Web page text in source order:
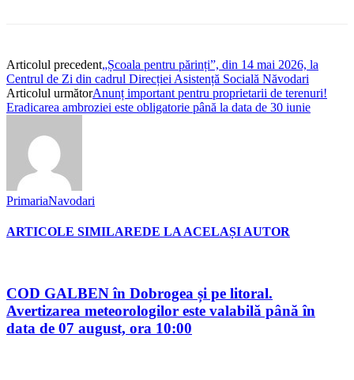
Articolul precedent„Școala pentru părinți”, din 14 mai 2026, la
Centrul de Zi din cadrul Direcției Asistență Socială Năvodari
Articolul următorAnunț important pentru proprietarii de terenuri!
Eradicarea ambroziei este obligatorie până la data de 30 iunie
PrimariaNavodari
ARTICOLE SIMILAREDE LA ACELAȘI AUTOR
COD GALBEN în Dobrogea și pe litoral.
Avertizarea meteorologilor este valabilă până în
data de 07 august, ora 10:00